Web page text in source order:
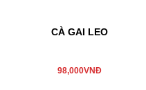
CÀ GAI LEO
98,000VNĐ